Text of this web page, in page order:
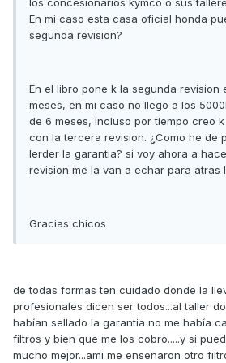
los concesionarios kymco o sus
En mi caso esta casa oficial honda
segunda revision?
En el libro pone k la segunda revision
meses, en mi caso no llego a los
de 6 meses, incluso por tiempo creo
con la tercera revision. ¿Como he de
lerder la garantia? si voy ahora a
revision me la van a echar para atras
Gracias chicos
de todas formas ten cuidado donde la
profesionales dicen ser todos...al taller
habían sellado la garantia no me había
filtros y bien que me los cobro.....y si
mucho mejor...ami me enseñaron otro